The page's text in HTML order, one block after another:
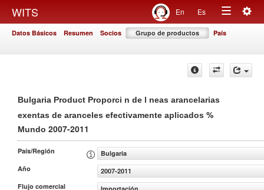
WITS En Es
Toggle
Datos Básicos Resumen Socios Grupo de productos País
Bulgaria Product Proporci n de l neas arancelarias
exentas de aranceles efectivamente aplicados %
Mundo 2007-2011
País/Región
Bulgaria
Año
2007-2011
Flujo comercial